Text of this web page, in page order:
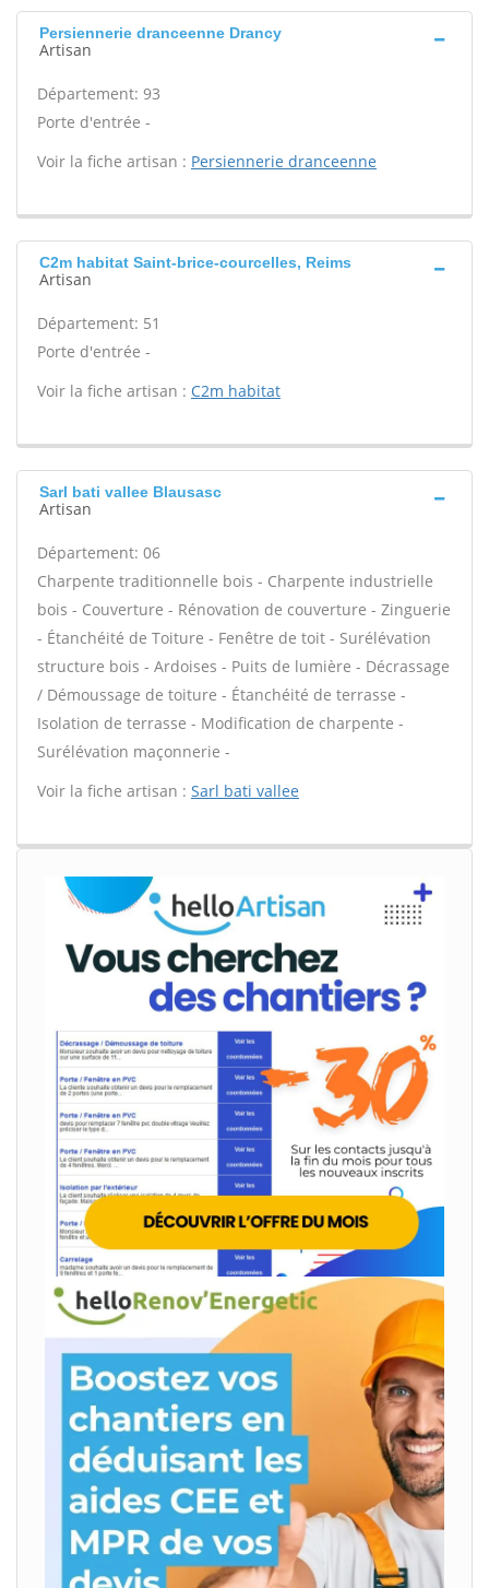
Persiennerie dranceenne Drancy
Artisan
Département: 93
Porte d'entrée -
Voir la fiche artisan : Persiennerie dranceenne
C2m habitat Saint-brice-courcelles, Reims
Artisan
Département: 51
Porte d'entrée -
Voir la fiche artisan : C2m habitat
Sarl bati vallee Blausasc
Artisan
Département: 06
Charpente traditionnelle bois - Charpente industrielle
bois - Couverture - Rénovation de couverture - Zinguerie
- Étanchéité de Toiture - Fenêtre de toit - Surélévation
structure bois - Ardoises - Puits de lumière - Décrassage
/ Démoussage de toiture - Étanchéité de terrasse -
Isolation de terrasse - Modification de charpente -
Surélévation maçonnerie -
Voir la fiche artisan : Sarl bati vallee